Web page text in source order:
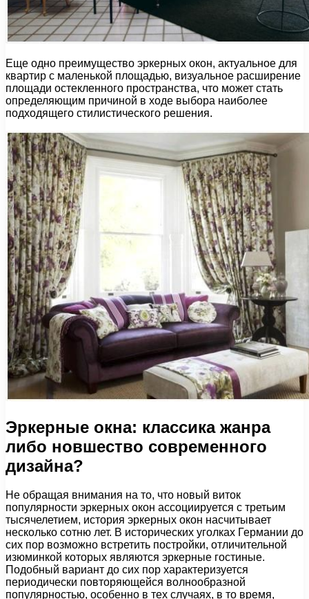
Еще одно преимущество эркерных окон, актуальное для
квартир с маленькой площадью, визуальное расширение
площади остекленного пространства, что может стать
определяющим причиной в ходе выбора наиболее
подходящего стилистического решения.
Эркерные окна: классика жанра
либо новшество современного
дизайна?
Не обращая внимания на то, что новый виток
популярности эркерных окон ассоциируется с третьим
тысячелетием, история эркерных окон насчитывает
несколько сотню лет. В исторических уголках Германии до
сих пор возможно встретить постройки, отличительной
изюминкой которых являются эркерные гостиные.
Подобный вариант до сих пор характеризуется
периодически повторяющейся волнообразной
популярностью, особенно в тех случаях, в то время,